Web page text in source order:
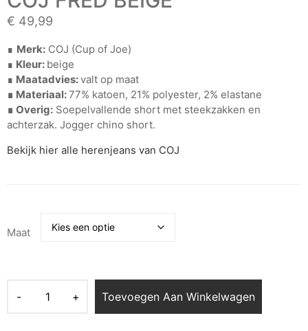
€ 49,99
∎ Merk: COJ (Cup of Joe)
∎ Kleur: beige
∎ Maatadvies:valt op maat
∎ Materiaal:77% katoen, 21% polyester, 2% elastane
∎ Overig: Soepelvallende short met steekzakken en
achterzak. Jogger chino short.
Bekijk hier alle herenjeans van COJ
Maat
Toevoegen Aan Winkelwagen